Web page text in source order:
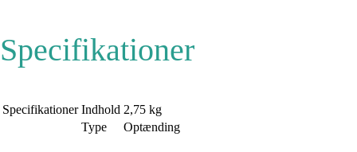
Specifikationer
Specifikationer Indhold 2,75 kg
Type
Optænding